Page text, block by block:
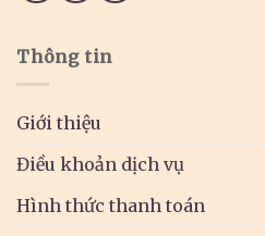
Thông tin
Giới thiệu
Điều khoản dịch vụ
Hình thức thanh toán